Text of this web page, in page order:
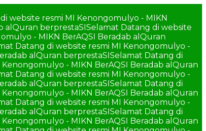
website resmi MI Kenongomulyo - MIKN
alQuran berprestaSISelamat Datang di website
- MIKN BerAQSI Beradab alQuran
Datang di website resmi MI Kenongomulyo -
alQuran berprestaSISelamat Datang di
- MIKN BerAQSI Beradab alQuran
Datang di website resmi MI Kenongomulyo -
alQuran berprestaSISelamat Datang di
- MIKN BerAQSI Beradab alQuran
Datang di website resmi MI Kenongomulyo -
alQuran berprestaSISelamat Datang di
- MIKN BerAQSI Beradab alQuran